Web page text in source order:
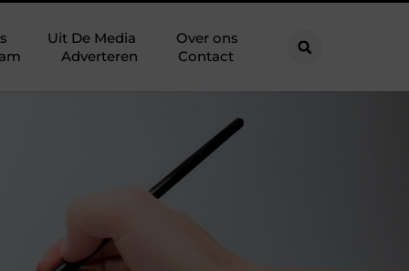
Uit De Media
Over ons
Adverteren Contact